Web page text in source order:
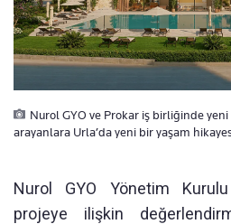
Nurol GYO ve Prokar iş birliğinde
arayanlara Urla’da yeni bir yaşam
Nurol GYO Yönetim
projeye ilişkin